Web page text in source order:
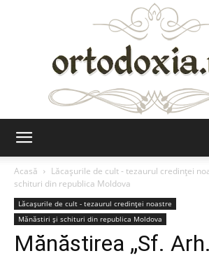
Acasă
Lăcaşurile de cult - tezaurul credinţei
schituri din republica Moldova
Lăcaşurile de cult - tezaurul credinţei noastre
Mănăstiri şi schituri din republica Moldova
Mănăstirea „Sf.